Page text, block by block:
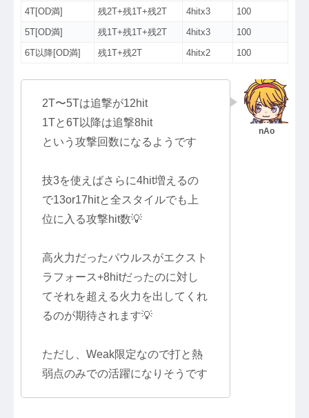
4T[OD満]
残2T+残1T+残2T 4hitx3
100
5T[OD満]
残1T+残1T+残2T 4hitx3
100
6T以降[OD満]
残1T+残2T 4hitx2 100
2T〜5Tは追撃が12hit
1Tと6T以降は追撃8hit
という攻撃回数になるようです
技3を使えばさらに4hit増えるの
で13or17hitと全スタイルでも上
位に入る攻撃hit数💡
高火力だったパウルスがエクスト
ラフォース+8hitだったのに対し
てそれを超える火力を出してくれ
るのが期待されます💡
ただし、Weak限定なので打と熱
弱点のみでの活躍になりそうです